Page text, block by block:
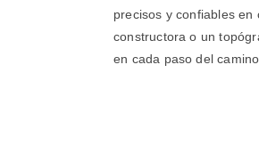
precisos y confiables
constructora o un
en cada paso del camino.